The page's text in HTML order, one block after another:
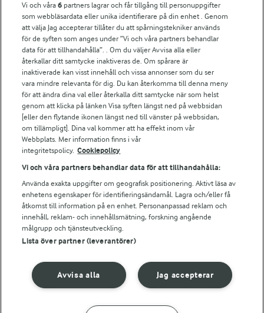
För ägare
Arlas kundportal
Arla.com
Falbygdens Ost
Arla webbshop
Bildbank
Följ oss
© 2026 Arla Foods
Integritetspolicy
Vi och våra6 partners lagrar och får tillgång till personuppgifter
som webbläsardata eller unika identifierare på din enhet . Genom
att välja Jag accepterar tillåter du att spårningstekniker används
för de syften som anges under ”Vi och våra partners behandlar
data för att tillhandahålla”. . Om du väljer Avvisa alla eller
återkallar ditt samtycke inaktiveras de. Om spårare är
inaktiverade kan visst innehåll och vissa annonser som du ser
vara mindre relevanta för dig. Du kan återkomma till denna meny
för att ändra dina val eller återkalla ditt samtycke när som helst
genom att klicka på länken Visa syften längst ned på webbsidan
[eller den flytande ikonen längst ned till vänster på webbsidan,
om tillämpligt]. Dina val kommer att ha effekt inom vår
Webbplats. Mer information finns i vår
integritetspolicy. Cookiepolicy
Vi och våra partners behandlar data för att tillhandahålla:
Använda exakta uppgifter om geografisk positionering. Aktivt läsa av
enhetens egenskaper för identifieringsändamål. Lagra och/eller få
åtkomst till information på en enhet. Personanpassad reklam och
innehåll, reklam- och innehållsmätning, forskning angående
målgrupp och tjänsteutveckling.
Lista över partner (leverantörer)
Jag accepterar
Avvisa alla